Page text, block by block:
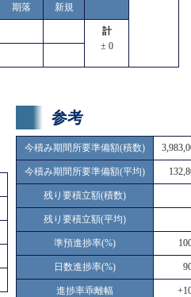
期落 新規
計
± 0
参考
今積み期間所要準備額(積数)
今積み期間所要準備額(平均)
残り要積立額(積数)
残り要積立額(平均)
準預進捗率(%)
日数進捗率(%)
進捗率乖離幅